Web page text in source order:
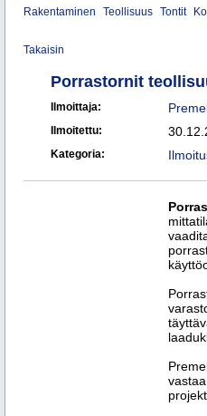
Rakentaminen Teollisuus Tontit
Takaisin
Porrastornit
Ilmoittaja:
Ilmoitettu:
Kategoria: